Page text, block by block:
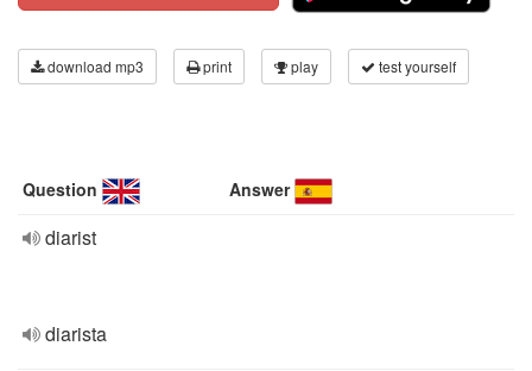
download mp3 print play test yourself
Question Answer
diarist
diarista